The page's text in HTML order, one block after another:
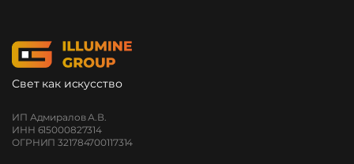
Свет как искусство
ИП Адмиралов А.В.
ИНН 615000827314
ОГРНИП 321784700117314